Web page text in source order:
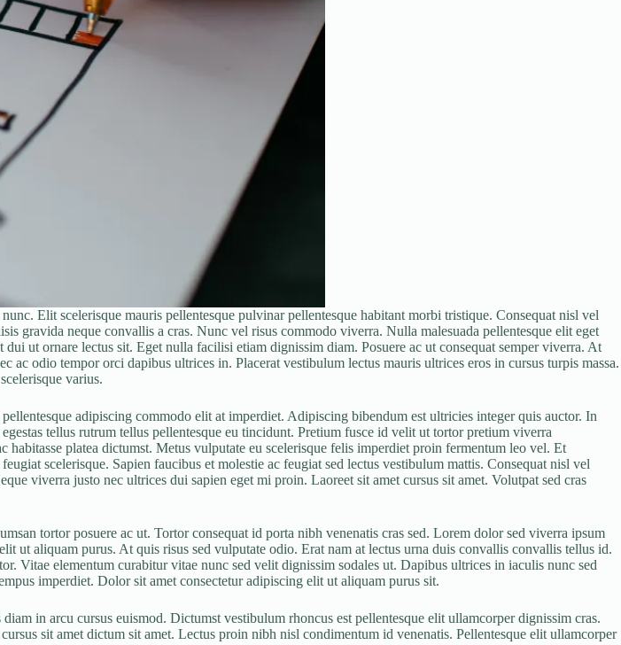
Elit scelerisque mauris pellentesque pulvinar pellentesque habitant morbi tristique. Consequat nisl vel
gravida neque convallis a cras. Nunc vel risus commodo viverra. Nulla malesuada pellentesque elit eget
ut ornare lectus sit. Eget nulla facilisi etiam dignissim diam. Posuere ac ut consequat semper viverra. At
odio tempor orci dapibus ultrices in. Placerat vestibulum lectus mauris ultrices eros in cursus turpis massa.
varius.
adipiscing commodo elit at imperdiet. Adipiscing bibendum est ultricies integer quis auctor. In
tellus rutrum tellus pellentesque eu tincidunt. Pretium fusce id velit ut tortor pretium viverra
platea dictumst. Metus vulputate eu scelerisque felis imperdiet proin fermentum leo vel. Et
scelerisque. Sapien faucibus et molestie ac feugiat sed lectus vestibulum mattis. Consequat nisl vel
viverra justo nec ultrices dui sapien eget mi proin. Laoreet sit amet cursus sit amet. Volutpat sed cras
tortor posuere ac ut. Tortor consequat id porta nibh venenatis cras sed. Lorem dolor sed viverra ipsum
ut aliquam purus. At quis risus sed vulputate odio. Erat nam at lectus urna duis convallis convallis tellus id.
Vitae elementum curabitur vitae nunc sed velit dignissim sodales ut. Dapibus ultrices in iaculis nunc sed
imperdiet. Dolor sit amet consectetur adipiscing elit ut aliquam purus sit.
in arcu cursus euismod. Dictumst vestibulum rhoncus est pellentesque elit ullamcorper dignissim cras.
sit amet dictum sit amet. Lectus proin nibh nisl condimentum id venenatis. Pellentesque elit ullamcorper